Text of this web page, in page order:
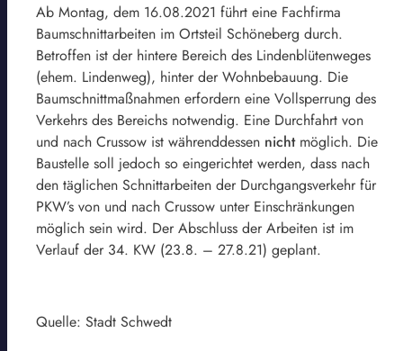
Ab Montag, dem 16.08.2021 führt eine Fachfirma
Baumschnittarbeiten im Ortsteil Schöneberg durch.
Betroffen ist der hintere Bereich des Lindenblütenweges
(ehem. Lindenweg), hinter der Wohnbebauung. Die
Baumschnittmaßnahmen erfordern eine Vollsperrung des
Verkehrs des Bereichs notwendig. Eine Durchfahrt von
und nach Crussow ist währenddessen nicht möglich. Die
Baustelle soll jedoch so eingerichtet werden, dass nach
den täglichen Schnittarbeiten der Durchgangsverkehr für
PKW’s von und nach Crussow unter Einschränkungen
möglich sein wird. Der Abschluss der Arbeiten ist im
Verlauf der 34. KW (23.8. – 27.8.21) geplant.
Quelle: Stadt Schwedt